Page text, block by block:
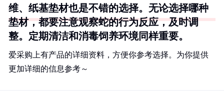
维、纸基垫材也是不错的选择。无论选择哪种
垫材，都要注意观察蛇的行为反应，及时调
整。定期清洁和消毒饲养环境同样重要。
爱采购上有产品的详细资料，方便你参考选择。为你提供
更加详细的信息参考～